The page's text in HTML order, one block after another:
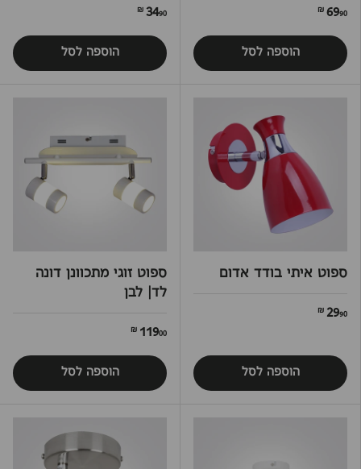
6990 ₪
הוספה לסל
3490 ₪
הוספה לסל
ספוט איתי בודד אדום
2990 ₪
הוספה לסל
ספוט זוגי מתכוונן דונה
לד| לבן
11900 ₪
הוספה לסל